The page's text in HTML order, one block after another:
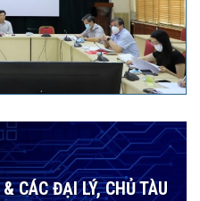
CÁC ĐẠI LÝ, CHỦ TÀU